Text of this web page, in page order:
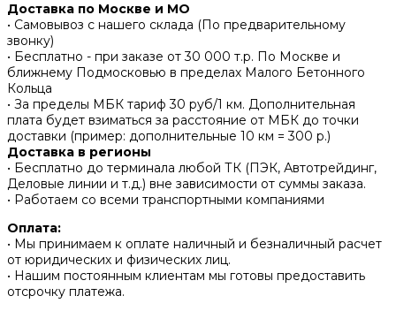
Доставка по Москве и МО
• Самовывоз с нашего склада (По предварительному
звонку)
• Бесплатно - при заказе от 30 000 т.р. По Москве и
ближнему Подмосковью в пределах Малого Бетонного
Кольца
• За пределы МБК тариф 30 руб/1 км. Дополнительная
плата будет взиматься за расстояние от МБК до точки
доставки (пример: дополнительные 10 км = 300 р.)
Доставка в регионы
• Бесплатно до терминала любой ТК (ПЭК, Автотрейдинг,
Деловые линии и т.д.) вне зависимости от суммы заказа.
• Работаем со всеми транспортными компаниями
Оплата:
• Мы принимаем к оплате наличный и безналичный расчет
от юридических и физических лиц.
• Нашим постоянным клиентам мы готовы предоставить
отсрочку платежа.